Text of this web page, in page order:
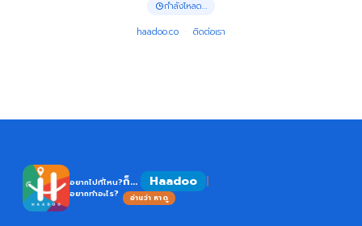
กำลังโหลด…
haadoo.co · ติดต่อเรา
อยากไปที่ไหน?
อยากทำอะไร?
ก็... Haadoo
อ่านว่า หาดู